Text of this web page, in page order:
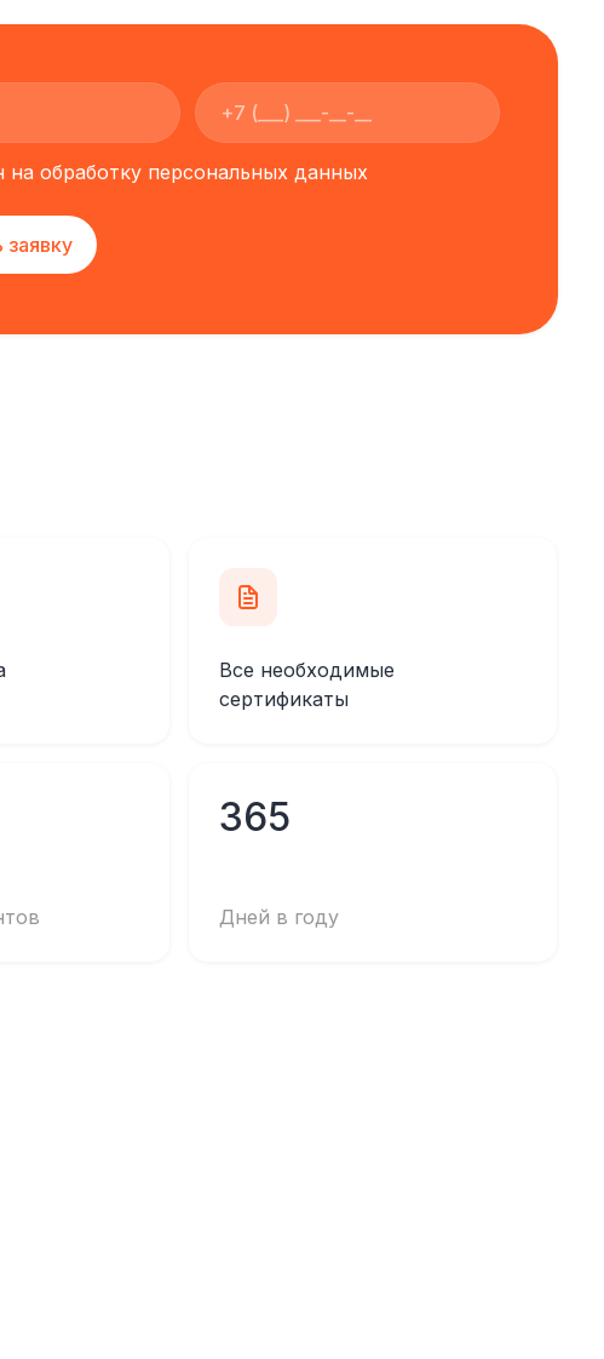
на обработку персональных данных
заявку
Все необходимые
сертификаты
365
Дней в году